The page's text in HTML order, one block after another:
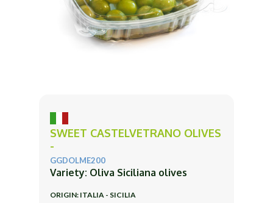
SWEET CASTELVETRANO OLIVES
-
GGDOLME200
Variety: Oliva Siciliana olives
ORIGIN: ITALIA - SICILIA